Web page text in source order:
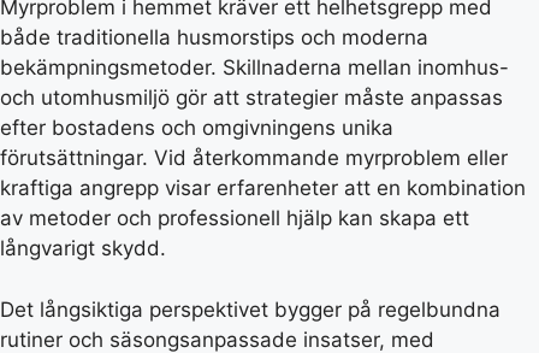
Myrproblem i hemmet kräver ett helhetsgrepp med
både traditionella husmorstips och moderna
bekämpningsmetoder. Skillnaderna mellan inomhus-
och utomhusmiljö gör att strategier måste anpassas
efter bostadens och omgivningens unika
förutsättningar. Vid återkommande myrproblem eller
kraftiga angrepp visar erfarenheter att en kombination
av metoder och professionell hjälp kan skapa ett
långvarigt skydd.
Det långsiktiga perspektivet bygger på regelbundna
rutiner och säsongsanpassade insatser, med